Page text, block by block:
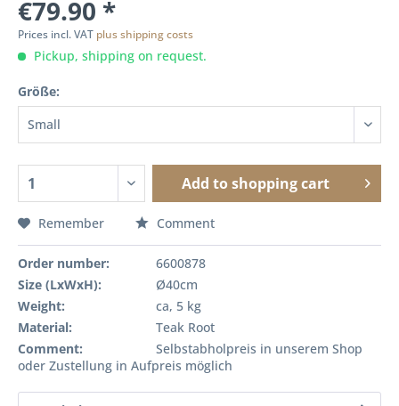
€79.90 *
Prices incl. VAT plus shipping costs
Pickup, shipping on request.
Größe:
Add to shopping cart
Remember Comment
Order number:
6600878
Size (LxWxH):
Ø40cm
Weight:
ca, 5 kg
Material:
Teak Root
Comment:
Selbstabholpreis in unserem Shop
oder Zustellung in Aufpreis möglich